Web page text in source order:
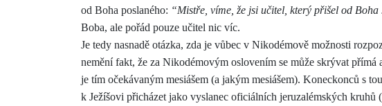
od Boha poslaného: “Mistře, víme, že jsi učitel, který přišel od
Boba, ale pořád pouze učitel nic víc.
Je tedy nasnadě otázka, zda je vůbec v Nikodémově možnosti
nemění fakt, že za Nikodémovým oslovením se může skrývat přímá
je tím očekávaným mesiášem (a jakým mesiášem). Koneckonců s
k Ježíšovi přicházet jako vyslanec oficiálních jeruzalémských kruhů